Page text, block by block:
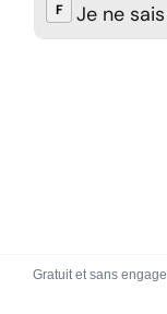
Gratuit et sans